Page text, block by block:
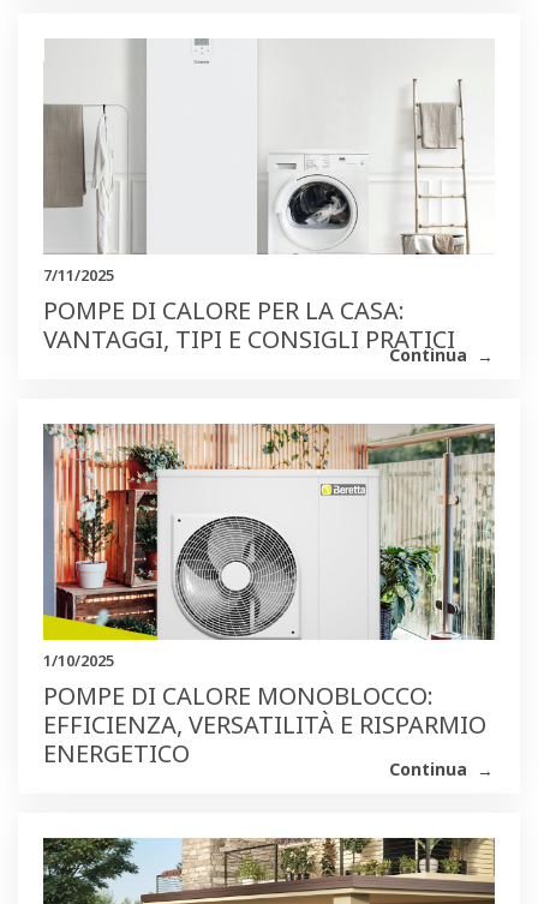
7/11/2025
POMPE DI CALORE PER LA CASA:
VANTAGGI, TIPI E CONSIGLI PRATICI
Continua
1/10/2025
POMPE DI CALORE MONOBLOCCO:
EFFICIENZA, VERSATILITÀ E RISPARMIO
ENERGETICO
Continua